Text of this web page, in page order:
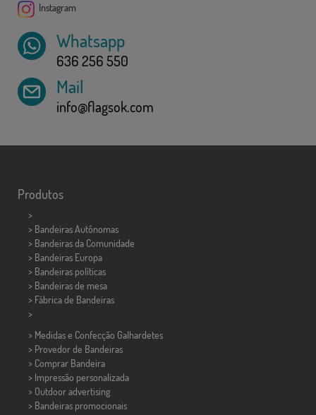
Instagram
Whatsapp
636 256 550
Mail
info@flagsok.com
Produtos
>
> Bandeiras Autônomas
> Bandeiras da Comunidade
> Bandeiras Europa
> Bandeiras políticas
> Bandeiras de mesa
> Fábrica de Bandeiras
>
> Medidas e Confecção Galhardetes
> Provedor de Bandeiras
> Comprar Bandeira
> Impressão personalizada
> Outdoor advertising
> Bandeiras promocionais